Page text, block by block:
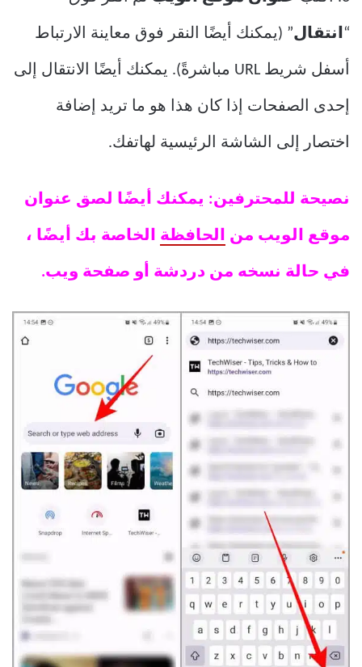
“ انتقال” (يمكنك أيضًا النقر فوق معاينة الارتباط
أسفل شريط URL مباشرةً). يمكنك أيضًا الانتقال إلى
إحدى الصفحات إذا كان هذا هو ما تريد إضافة
اختصار إلى الشاشة الرئيسية لهاتفك.
نصيحة للمحترفين: يمكنك أيضًا لصق عنوان
موقع الويب من الحافظة الخاصة بك أيضًا ،
في حالة نسخه من دردشة أو صفحة ويب.